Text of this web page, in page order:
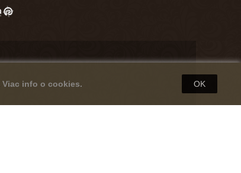
Viac info o cookies. OK